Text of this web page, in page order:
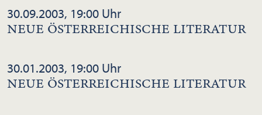
30.09.2003, 19:00 Uhr
NEUE ÖSTERREICHISCHE LITERATUR
30.01.2003, 19:00 Uhr
NEUE ÖSTERREICHISCHE LITERATUR